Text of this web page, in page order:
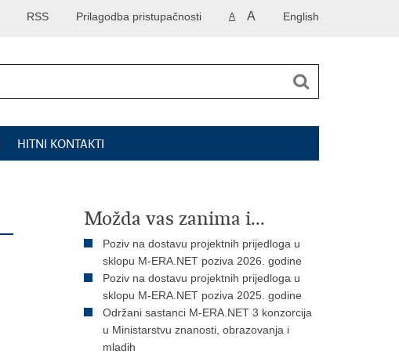
English
A A
Prilagodba pristupačnosti
RSS
HITNI KONTAKTI
Možda vas zanima i...
Poziv na dostavu projektnih prijedloga u
sklopu M-ERA.NET poziva 2026. godine
Poziv na dostavu projektnih prijedloga u
sklopu M-ERA.NET poziva 2025. godine
Održani sastanci M-ERA.NET 3 konzorcija
u Ministarstvu znanosti, obrazovanja i
mladih